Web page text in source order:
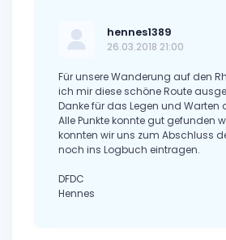
hennes1389
26.03.2018 21:00
Für unsere Wanderung auf den
ich mir diese schöne Route
Danke für das Legen und Warten
Alle Punkte konnte gut gefunden
konnten wir uns zum Abschluss
noch ins Logbuch eintragen.
DFDC
Hennes